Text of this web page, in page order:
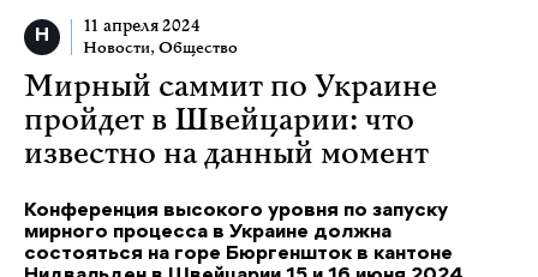
11 апреля 2024
Новости, Общество
Мирный саммит по Украине
пройдет в Швейцарии: что
известно на данный момент
Конференция высокого уровня по запуску
мирного процесса в Украине должна
состояться на горе Бюргеншток в кантоне